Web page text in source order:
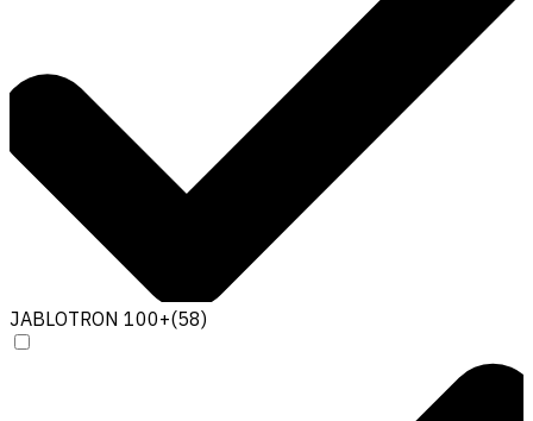
JABLOTRON 100+(58)